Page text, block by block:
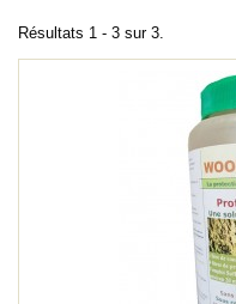
Résultats 1 - 3 sur 3.